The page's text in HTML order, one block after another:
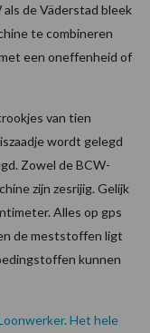
de Väderstad bleek
te combineren
een oneffenheid of
van tien
wordt gelegd
Zowel de BCW-
zijn zesrijig. Gelijk
Alles op gps
de meststoffen ligt
kunnen
Het hele